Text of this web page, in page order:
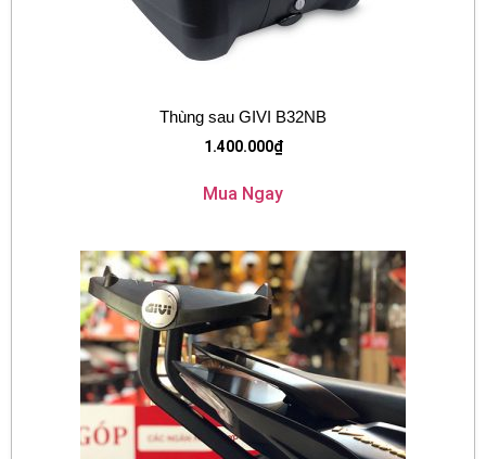
Thùng sau GIVI B32NB
1.400.000₫
Mua Ngay